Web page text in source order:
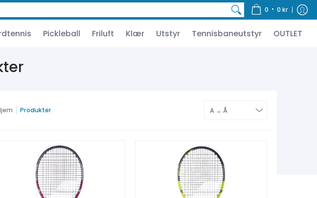
Tennisbaneutstyr OUTLET 0 • 0 kr
Pickleball Friluft Klær Utstyr Tennisbaneutstyr OUTLET
Produkter